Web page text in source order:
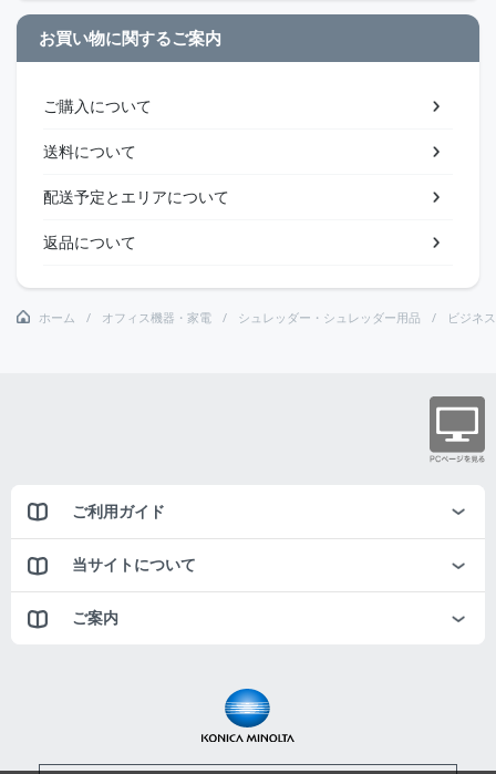
お買い物に関するご案内
ご購入について
送料について
配送予定とエリアについて
返品について
ホーム オフィス機器・家電 シュレッダー・シュレッダー用品 ビジネ
ご利用ガイド
当サイトについて
ご案内